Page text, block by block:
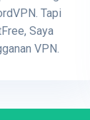
Tapi
Saya
VPN.